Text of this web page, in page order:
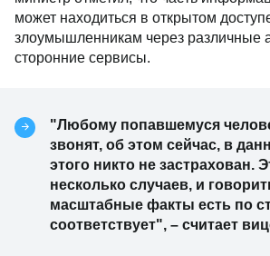
может находиться в открытом
злоумышленникам через различные
сторонние сервисы.
"Любому попавшемуся
звонят, об этом сейчас, в
этого никто не застрахован.
несколько случаев, и
масштабные факты есть по
соответствует", – считает